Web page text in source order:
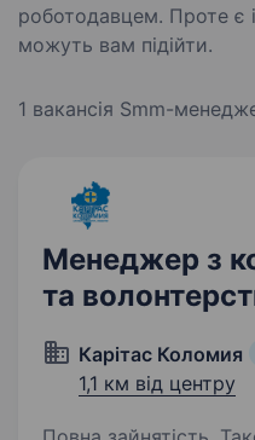
роботодавцем. Проте є
можуть вам підійти.
1 вакансія Smm-
Менеджер з
та
Карітас Коломия
1,1 км від центру